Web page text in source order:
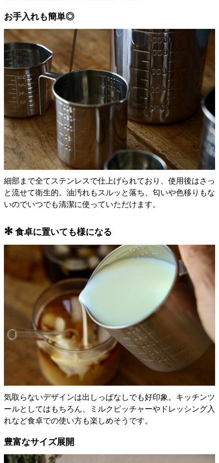
お手入れも簡単◎
細部まで全てステンレスで仕上げられており、使用後はさっ
と流せて衛生的。油汚れもスルッと落ち、匂いや色移りもな
いのでいつでも清潔に使っていただけます。
✻ 食卓に置いても様になる
気取らないデザインは出しっぱなしでも好印象。キッチンツ
ールとしてはもちろん、ミルクピッチャーやドレッシング入
れなど食卓での使い方も楽しめそうです。
豊富なサイズ展開